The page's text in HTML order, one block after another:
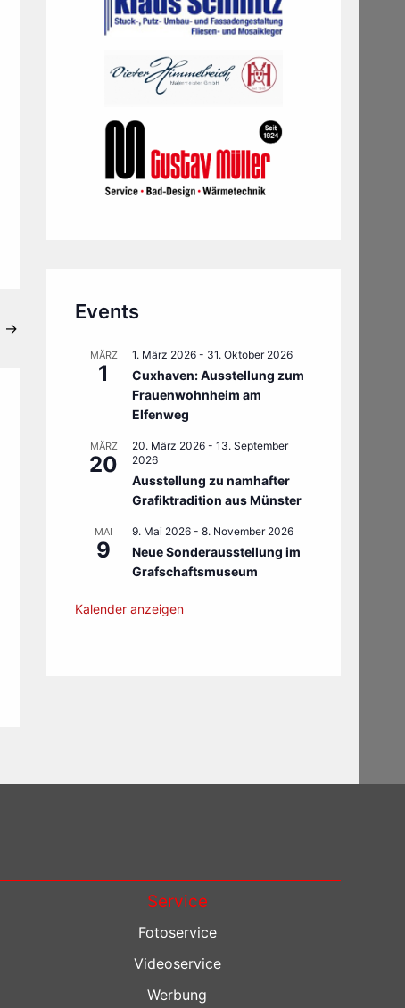
→
Events
MÄRZ
1
1. März 2026 - 31. Oktober 2026
Cuxhaven: Ausstellung zum
Frauenwohnheim am
Elfenweg
MÄRZ
20
20. März 2026 - 13. September
2026
Ausstellung zu namhafter
Grafiktradition aus Münster
MAI
9
9. Mai 2026 - 8. November 2026
Neue Sonderausstellung im
Grafschaftsmuseum
Kalender anzeigen
Service
Fotoservice
Videoservice
Werbung